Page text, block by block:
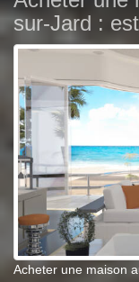
sur-Jard :
Acheter une maison